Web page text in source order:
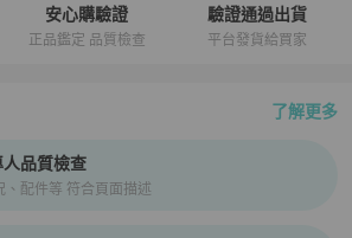
安心購驗證
正品鑑定 品質檢查
驗證通過出貨
平台發貨給買家
了解更多
證、安心購檢驗流程介紹
品質檢查
、配件等 符合頁面描述